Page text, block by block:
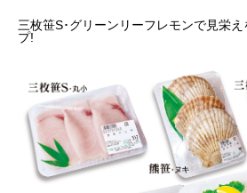
三枚笹S･グリーンリーフレモンで見栄
プ!